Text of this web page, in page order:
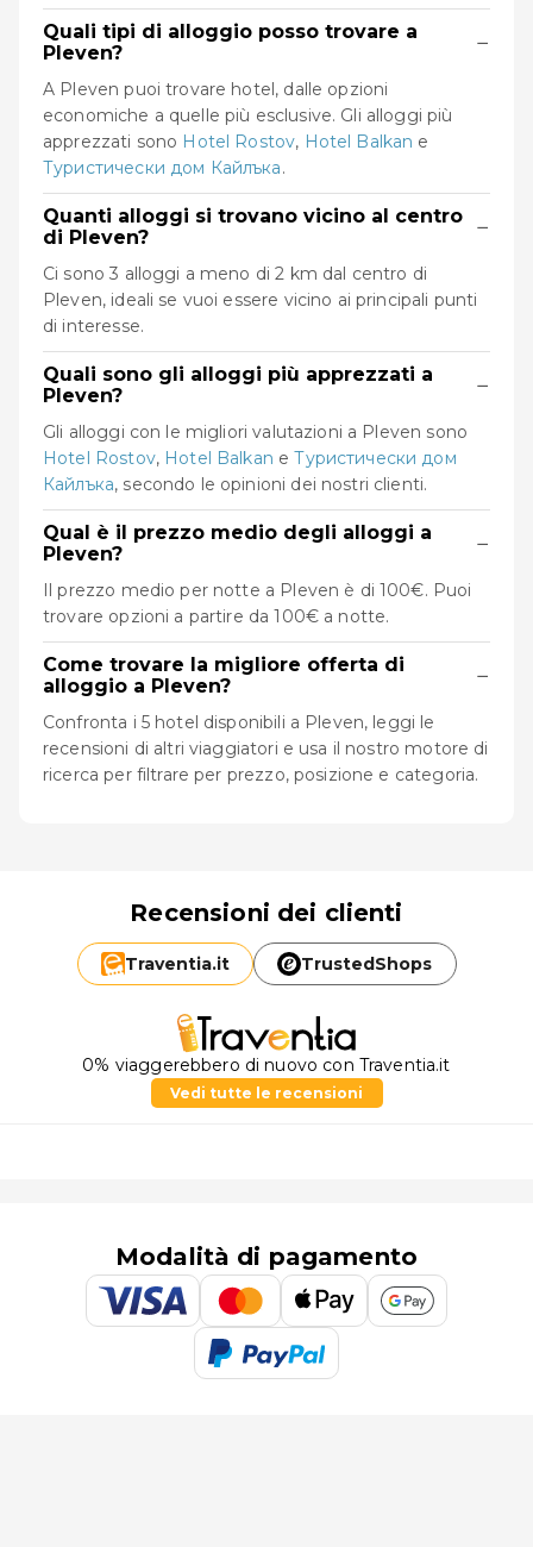
Quali tipi di alloggio posso trovare a
Pleven?
−
A Pleven puoi trovare hotel, dalle opzioni
economiche a quelle più esclusive. Gli alloggi più
apprezzati sono Hotel Rostov, Hotel Balkan e
Туристически дом Кайлъка.
Quanti alloggi si trovano vicino al centro
di Pleven?
−
Ci sono 3 alloggi a meno di 2 km dal centro di
Pleven, ideali se vuoi essere vicino ai principali punti
di interesse.
Quali sono gli alloggi più apprezzati a
Pleven?
−
Gli alloggi con le migliori valutazioni a Pleven sono
Hotel Rostov, Hotel Balkan eТуристически дом
Кайлъка, secondo le opinioni dei nostri clienti.
Qual è il prezzo medio degli alloggi a
Pleven?
−
Il prezzo medio per notte a Pleven è di 100€. Puoi
trovare opzioni a partire da 100€ a notte.
Come trovare la migliore offerta di
alloggio a Pleven?
−
Confronta i 5 hotel disponibili a Pleven, leggi le
recensioni di altri viaggiatori e usa il nostro motore di
ricerca per filtrare per prezzo, posizione e categoria.
Recensioni dei clienti
Traventia.it TrustedShops
0% viaggerebbero di nuovo con Traventia.it
Vedi tutte le recensioni
Modalità di pagamento